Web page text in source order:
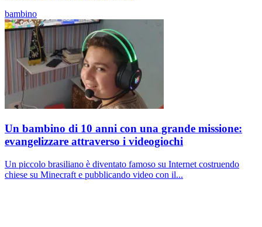
bambino
Un bambino di 10 anni con una grande missione:
evangelizzare attraverso i videogiochi
Un piccolo brasiliano è diventato famoso su Internet costruendo
chiese su Minecraft e pubblicando video con il...